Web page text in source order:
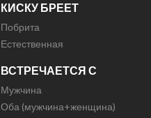
КИСКУ БРЕЕТ
Побрита
Естественная
ВСТРЕЧАЕТСЯ С
Мужчина
Оба (мужчина+женщина)